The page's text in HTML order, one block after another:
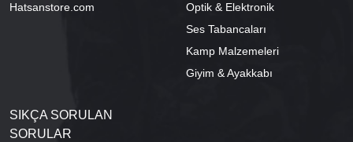
Hatsanstore.com
Optik & Elektronik
Ses Tabancaları
Kamp Malzemeleri
Giyim & Ayakkabı
SIKÇA SORULAN
SORULAR